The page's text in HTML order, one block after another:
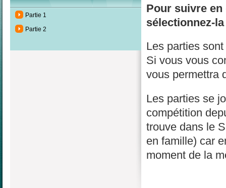
Partie 1
Partie 2
Pour suivre
sélectionnez-
Les parties
Si vous vous
vous permettra
Les parties se
compétition
trouve dans le
en famille) car
moment de la